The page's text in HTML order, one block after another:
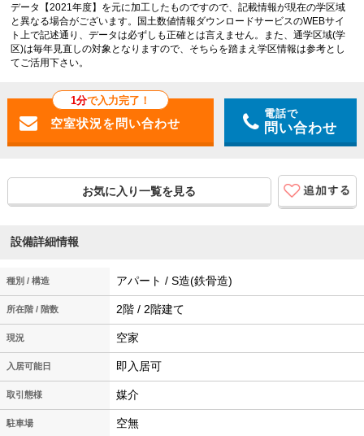
データ【2021年度】を元に加工したものですので、記載情報が現在の学区域
と異なる場合がございます。国土数値情報ダウンロードサービスのWEBサイ
ト上で記述通り、データは必ずしも正確とは言えません。また、通学区域(学
区)は毎年見直しの対象となりますので、そちらを踏まえ学区情報は参考とし
てご活用下さい。
1分で入力完了！
電話で
問い合わせ
お気に入り一覧を見る
設備詳細情報
種別 / 構造 アパート / S造(鉄骨造)
所在階 / 階数 2階 / 2階建て
現況 空家
入居可能日 即入居可
取引態様 媒介
駐車場 空無